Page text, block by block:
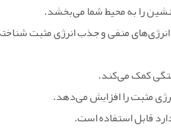
را به محیط شما می‌بخشد.
انرژی‌های منفی و جذب انرژی مثبت
کمک می‌کند.
مثبت را افزایش می‌دهد.
قابل استفاده است.